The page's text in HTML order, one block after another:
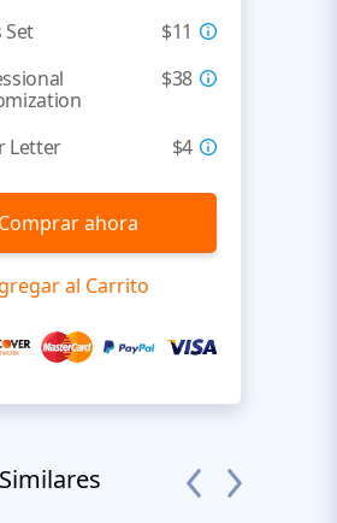
Set
$11
$38
Letter $4
Comprar ahora
al Carrito